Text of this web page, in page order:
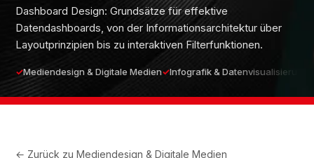
Dashboard Design: Grundsätze für effektive
Datendashboards, von der Informationsarchitektur über
Layoutprinzipien bis zu interaktiven Filterfunktionen.
Mediendesign & Digitale Medien Infografik & Datenvisualisierung
← Zurück zuMediendesign & Digitale Medien